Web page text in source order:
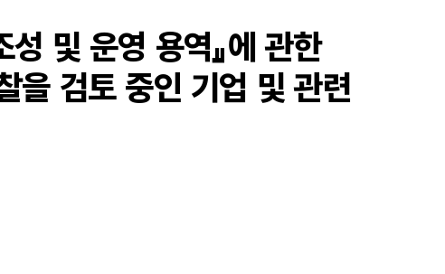
및 운영 용역』에 관한
을 검토 중인 기업 및 관련